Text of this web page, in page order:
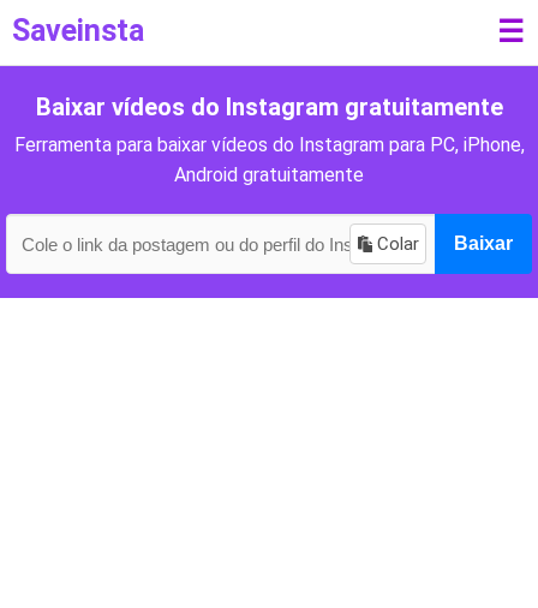
Saveinsta ☰
Baixar vídeos do Instagram gratuitamente
Ferramenta para baixar vídeos do Instagram para PC, iPhone,
Android gratuitamente
Colar Baixar